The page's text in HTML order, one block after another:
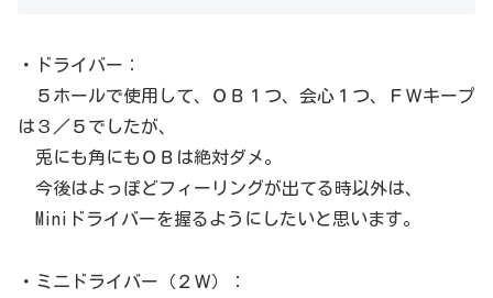
・ドライバー：
５ホールで使用して、ＯＢ１つ、会心１つ、ＦＷキープ
は３／５でしたが、
兎にも角にもＯＢは絶対ダメ。
今後はよっぽどフィーリングが出てる時以外は、
Miniドライバーを握るようにしたいと思います。
・ミニドライバー（２Ｗ）：